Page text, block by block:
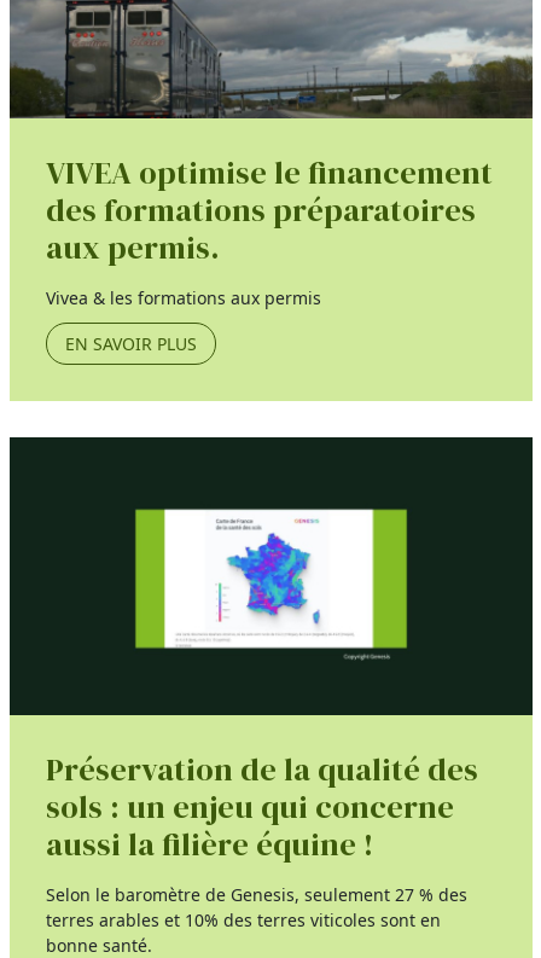
VIVEA optimise le financement
des formations préparatoires
aux permis.
Vivea & les formations aux permis
EN SAVOIR PLUS
Préservation de la qualité des
sols : un enjeu qui concerne
aussi la filière équine !
Selon le baromètre de Genesis, seulement 27 % des
terres arables et 10% des terres viticoles sont en
bonne santé.